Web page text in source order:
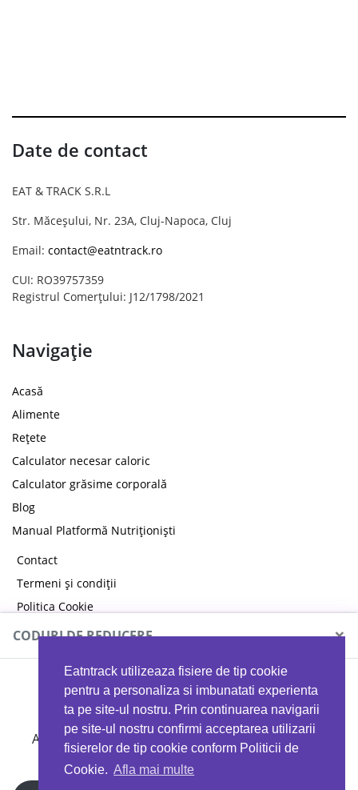
Eatntrack utilizeaza fisiere de tip cookie
pentru a personaliza si imbunatati experienta
ta pe site-ul nostru. Prin continuarea navigarii
pe site-ul nostru confirmi acceptarea utilizarii
fisierelor de tip cookie conform Politicii de
Cookie. Afla mai multe
Date de contact
EAT & TRACK S.R.L
Str. Măceșului, Nr. 23A, Cluj-Napoca, Cluj
Email: contact@eatntrack.ro
CUI: RO39757359
Registrul Comerțului: J12/1798/2021
Navigație
Acasă
Alimente
Rețete
Calculator necesar caloric
Calculator grăsime corporală
Blog
Manual Platformă Nutriționiști
Contact
Termeni și condiții
Politica Cookie
Politica de confidențialitate
CODURI DE REDUCERE ×
MYPROTEIN
Ai 40%reducere la orice comandă folosind codul
EATTRACK